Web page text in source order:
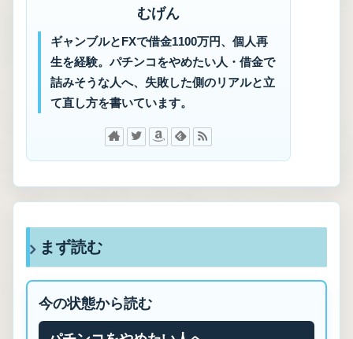
むげん
ギャンブルとFXで借金1100万円、個人再
生を経験。パチンコをやめたい人・借金で
詰みそうな人へ、失敗した側のリアルと立
て直し方を書いています。
まず読む
今の状態から読む